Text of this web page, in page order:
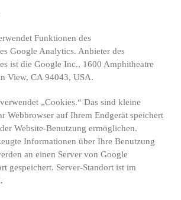
Funktionen des
Google Analytics. Anbieter des
ist die Google Inc., 1600 Amphitheatre
View, CA 94043, USA.
„Cookies.“ Das sind kleine
Webbrowser auf Ihrem Endgerät speichert
Website-Benutzung ermöglichen.
Informationen über Ihre Benutzung
an einen Server von Google
gespeichert. Server-Standort ist im